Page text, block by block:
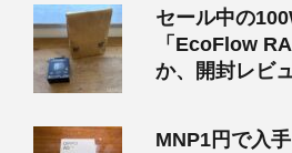
セール中の
「EcoFlow
か、開封レビ
MNP1円で入